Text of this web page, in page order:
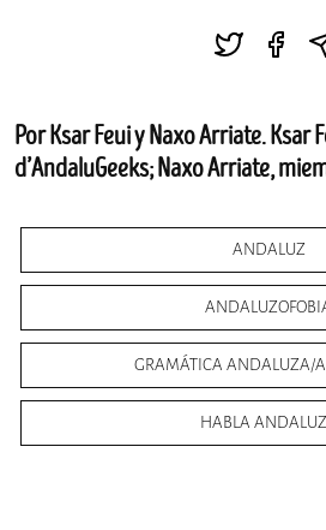
Por Ksar Feui y Naxo Arriate. Ksar
d’AndaluGeeks; Naxo Arriate,
ANDALUZ
GRAMÁTICA ANDALUZA/
HABLA